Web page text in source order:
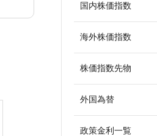
国内株価指数
海外株価指数
株価指数先物
外国為替
政策金利一覧